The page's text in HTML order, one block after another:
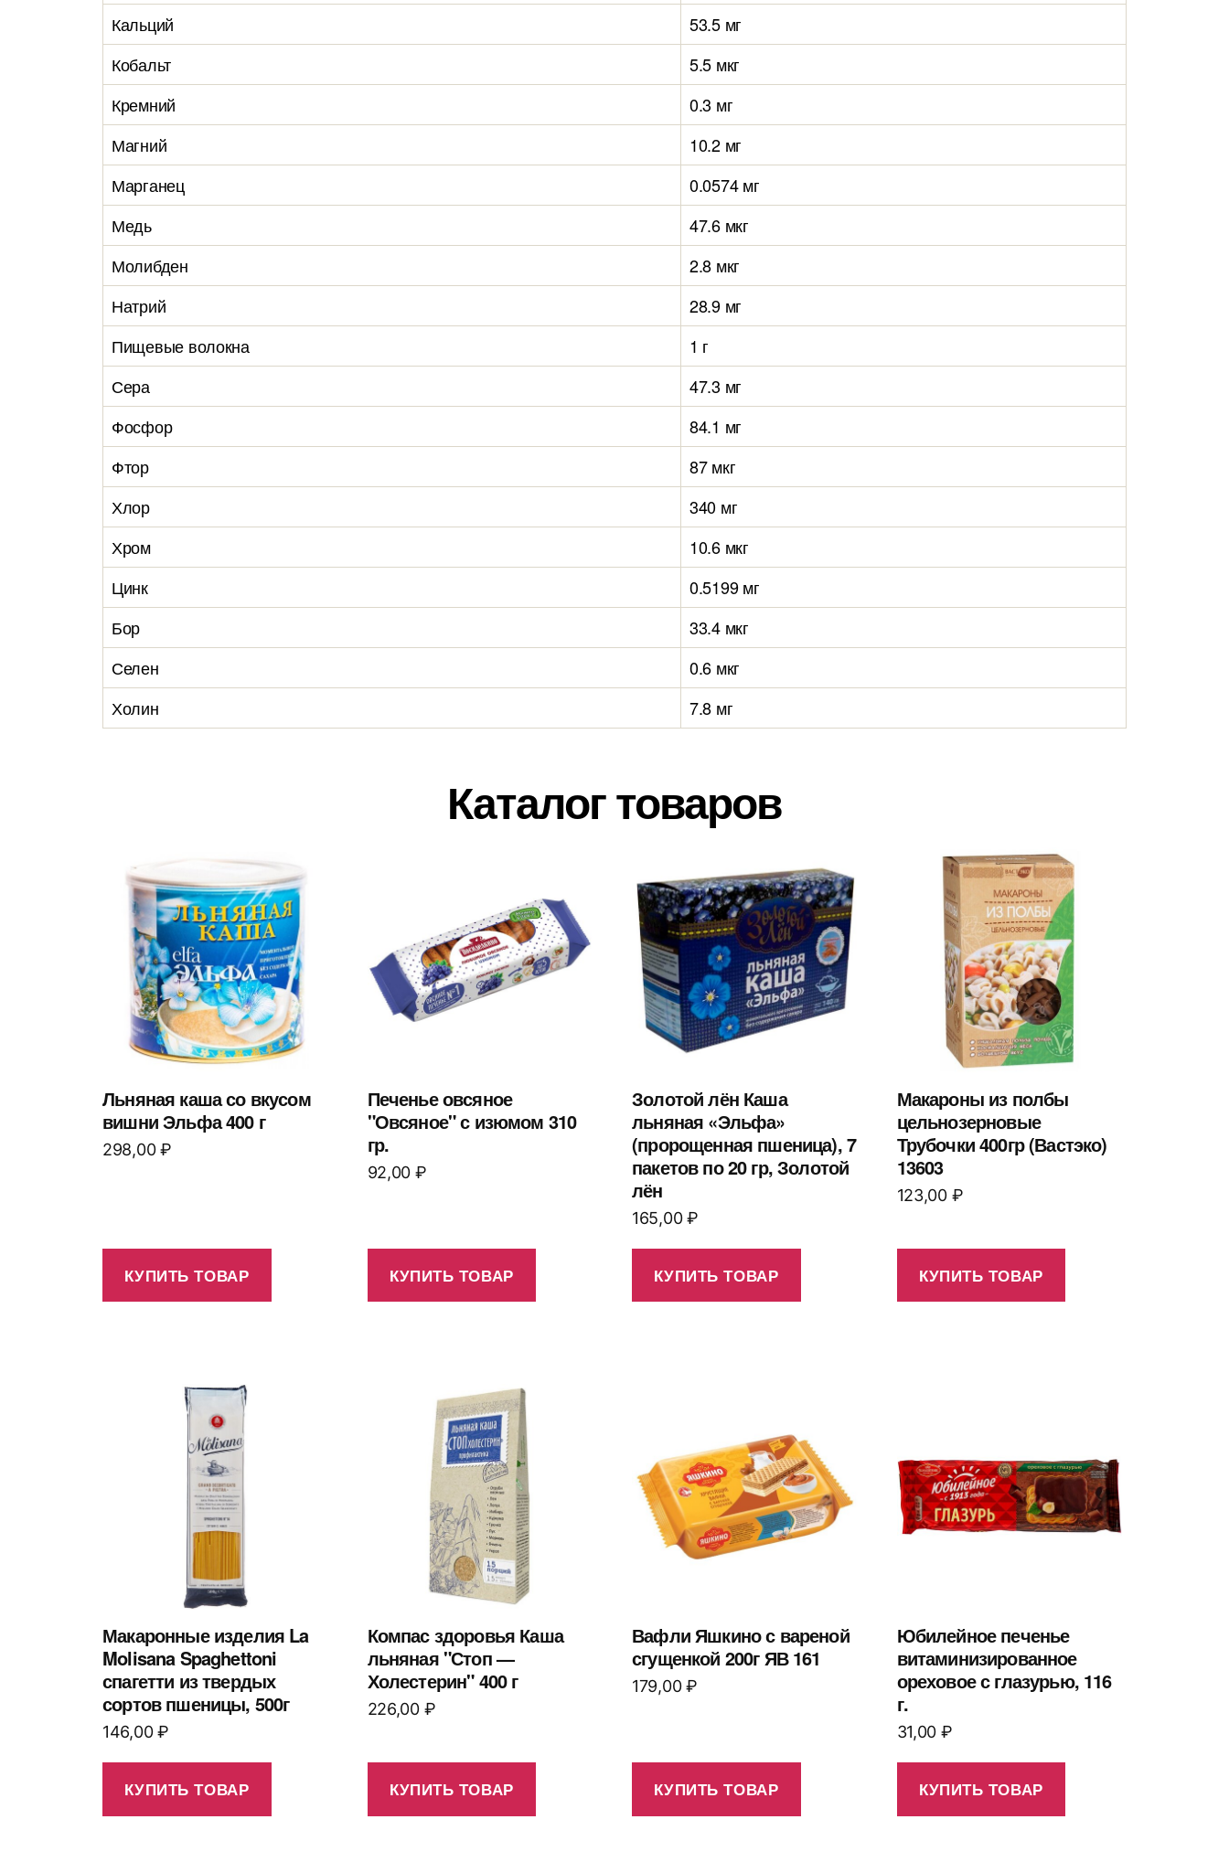
Кальций
53.5 мг
Кобальт
5.5 мкг
Кремний
0.3 мг
Магний
10.2 мг
Марганец
0.0574 мг
Медь
47.6 мкг
Молибден
2.8 мкг
Натрий
28.9 мг
Пищевые волокна
1 г
Сера
47.3 мг
Фосфор
84.1 мг
Фтор
87 мкг
Хлор
340 мг
Хром
10.6 мкг
Цинк
0.5199 мг
Бор
33.4 мкг
Селен
0.6 мкг
Холин
7.8 мг
Каталог товаров
Льняная каша со вкусом
вишни Эльфа 400 г
298,00₽
КУПИТЬ ТОВАР
Печенье овсяное
"Овсяное" с изюмом 310
гр.
92,00 ₽
КУПИТЬ ТОВАР
Золотой лён Каша
льняная «Эльфа»
(пророщенная пшеница), 7
пакетов по 20 гр, Золотой
лён
165,00₽
КУПИТЬ ТОВАР
Макароны из полбы
цельнозерновые
Трубочки 400гр (Вастэко)
13603
123,00 ₽
КУПИТЬ ТОВАР
Макаронные изделия La
Molisana Spaghettoni
спагетти из твердых
сортов пшеницы, 500г
146,00₽
КУПИТЬ ТОВАР
Компас здоровья Каша
льняная "Стоп —
Холестерин" 400 г
226,00 ₽
КУПИТЬ ТОВАР
Вафли Яшкино с вареной
сгущенкой 200г ЯВ 161
179,00₽
КУПИТЬ ТОВАР
Юбилейное печенье
витаминизированное
ореховое с глазурью, 116
г.
31,00 ₽
КУПИТЬ ТОВАР